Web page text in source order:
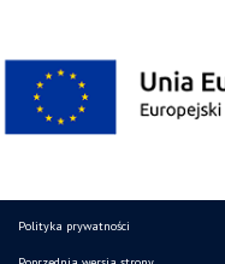
Polityka prywatności